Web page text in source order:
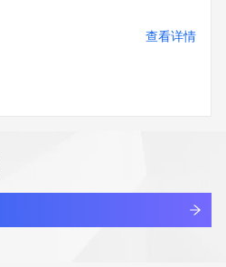
查看详情
查看详情